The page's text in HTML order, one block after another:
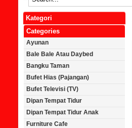
Kategori
Categories
Ayunan
Bale Bale Atau Daybed
Bangku Taman
Bufet Hias (Pajangan)
Bufet Televisi (TV)
Dipan Tempat Tidur
Dipan Tempat Tidur Anak
Furniture Cafe